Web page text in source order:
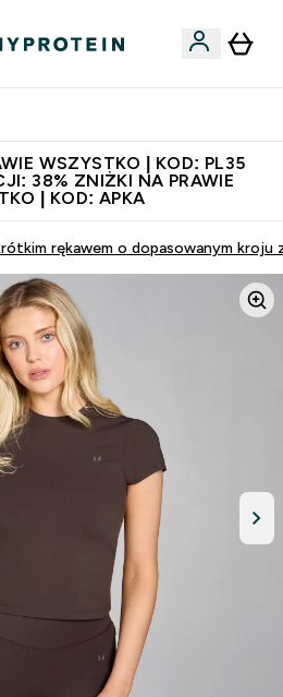
WSZYSTKO | KOD: PL35
38% ZNIŻKI NA PRAWIE
| KOD: APKA
rękawem o dopasowanym kroju